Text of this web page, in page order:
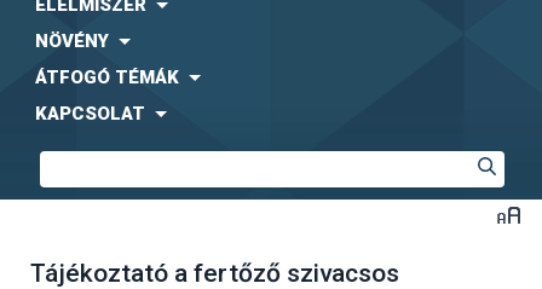
ÉLELMISZER
NÖVÉNY
ÁTFOGÓ TÉMÁK
KAPCSOLAT
Tájékoztató a fertőző szivacsos